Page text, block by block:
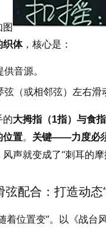
图
织体，核心是：
供音源。
弦（或相邻弦）左右滑
的大拇指（1指）与食指
位置。 关键——力度必
声就变成了“刺耳的摩
配合：打造动态
着位置变”。以《战